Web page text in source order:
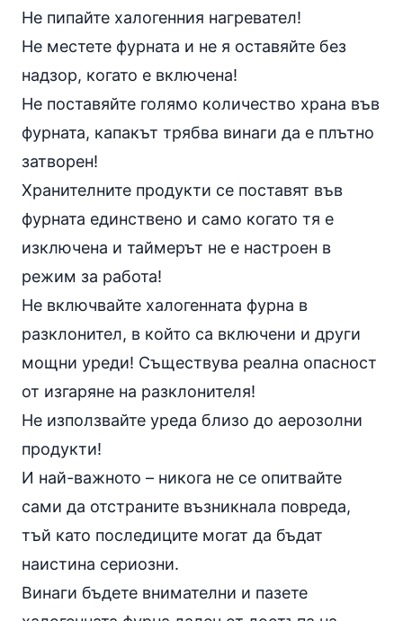
Не пипайте халогенния нагревател!
Не местете фурната и не я оставяйте без
надзор, когато е включена!
Не поставяйте голямо количество храна във
фурната, капакът трябва винаги да е плътно
затворен!
Хранителните продукти се поставят във
фурната единствено и само когато тя е
изключена и таймерът не е настроен в
режим за работа!
Не включвайте халогенната фурна в
разклонител, в който са включени и други
мощни уреди! Съществува реална опасност
от изгаряне на разклонителя!
Не използвайте уреда близо до аерозолни
продукти!
И най-важното – никога не се опитвайте
сами да отстраните възникнала повреда,
тъй като последиците могат да бъдат
наистина сериозни.
Винаги бъдете внимателни и пазете